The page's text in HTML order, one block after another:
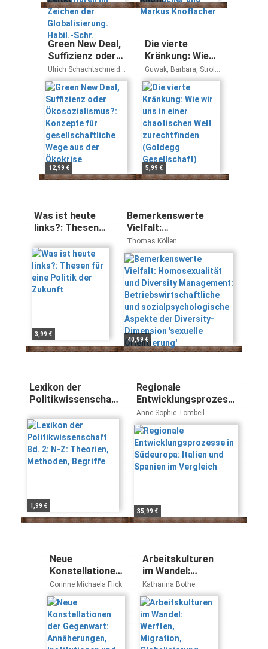
Green New Deal,
Suffizienz oder
Ökosozialismus?:
Konzepte für
gesellschaftliche
Wege aus der
Ökokrise
Ulrich Schachtschneider
Frank Adler
12,99 €
Die vierte
Kränkung: Wie
wir uns in einer
chaotischen
Welt
zurechtfinden
(Goldegg
Gesellschaft)
Guwak, Barbara, Strolz,
Matthias
5,99 €
Was ist heute
links?: Thesen
der Zukunft
3,99 €
Bemerkenswerte
Vielfalt:
Homosexualität und
Diversity Management:
Betriebswirtschaftliche
und
sozialpsychologische
Aspekte der Diversity-
Dimension 'sexuelle
Orientierung'
Thomas Köllen
40,99 €
Lexikon der
Politikwissenschaft
Theorien,
Methoden, Begriffe
1,99 €
Regionale
Entwicklungsprozesse
in Südeuropa: Italien
und Spanien im
Vergleich
Anne-Sophie Tombeil
35,99 €
Neue
Konstellationen
der Gegenwart:
Annäherungen,
Institutionen
und Legitimität
(Convoco!
Edition)
Corinne Michaela Flick
Arbeitskulturen
im Wandel:
Werften,
Migration,
Globalisierung
Katharina Bothe